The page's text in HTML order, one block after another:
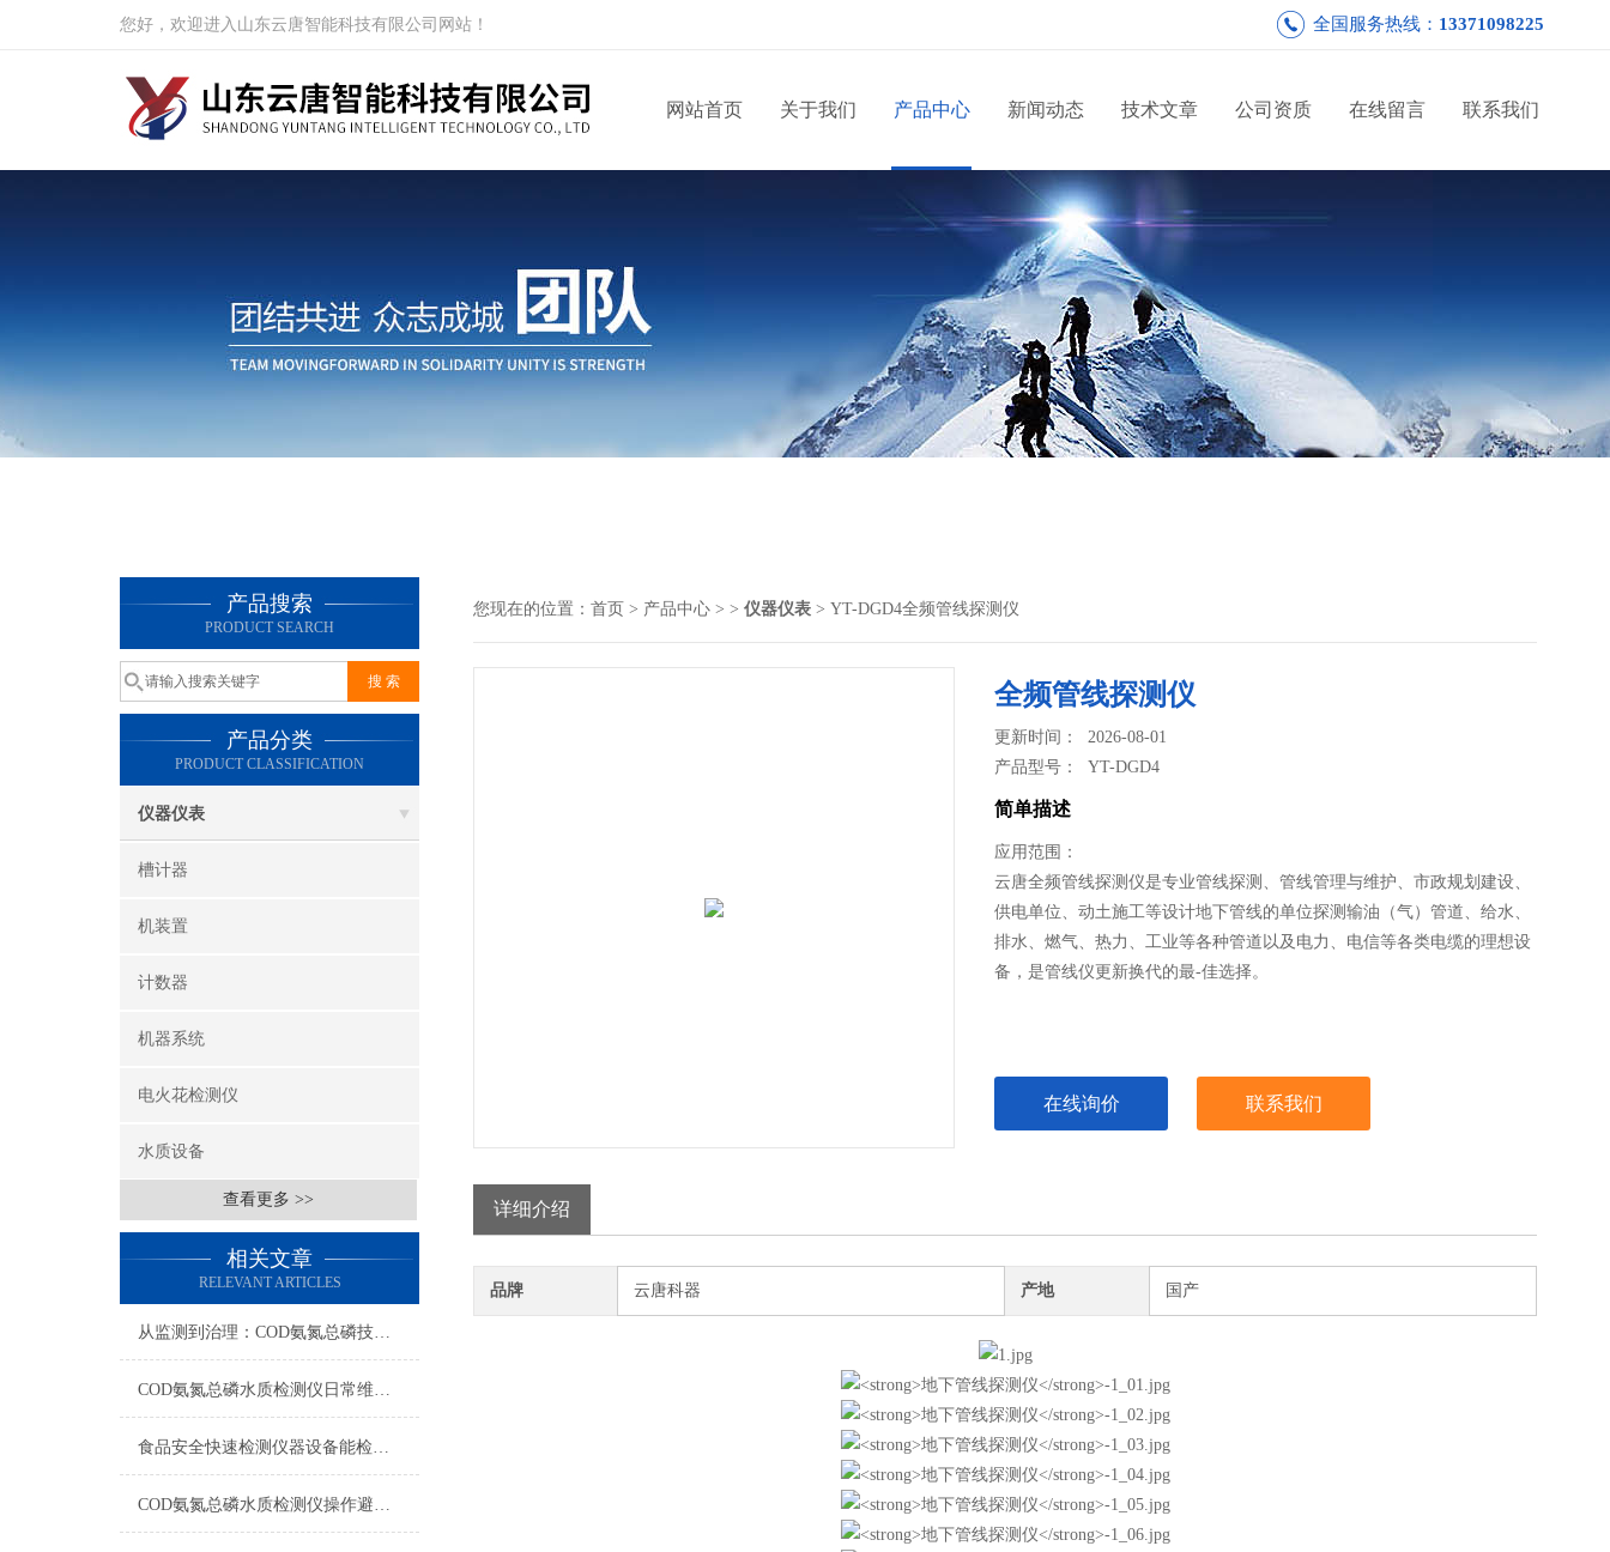
您好，欢迎进入山东云唐智能科技有限公司网站！ 全国服务热线： 13371098225
网站首页 关于我们 产品中心 新闻动态 技术文章 公司资质 在线留言 联系我们
产品搜索
PRODUCT SEARCH
产品分类
PRODUCT CLASSIFICATION
仪器仪表
槽计器
机装置
计数器
机器系统
电火花检测仪
水质设备
查看更多 >>
相关文章
RELEVANT ARTICLES
从监测到治理：COD氨氮总磷技术的双领域实战解析
COD氨氮总磷水质检测仪日常维护与试剂管理，降低故障率就靠这几招
食品安全快速检测仪器设备能检什么？一张表说清适用范围
COD氨氮总磷水质检测仪操作避坑指南：这几个步骤直接影响数据准确性
您现在的位置： 首页 > 产品中心 > > 仪器仪表 > YT-DGD4全频管线探测仪
全频管线探测仪
更新时间： 2026-08-01
产品型号：YT-DGD4
简单描述
应用范围：
云唐全频管线探测仪是专业管线探测、管线管理与维护、市政规划建设、
供电单位、动土施工等设计地下管线的单位探测输油（气）管道、给水、
排水、燃气、热力、工业等各种管道以及电力、电信等各类电缆的理想设
备，是管线仪更新换代的最-佳选择。
在线询价 联系我们
详细介绍
品牌 云唐科器 产地 国产